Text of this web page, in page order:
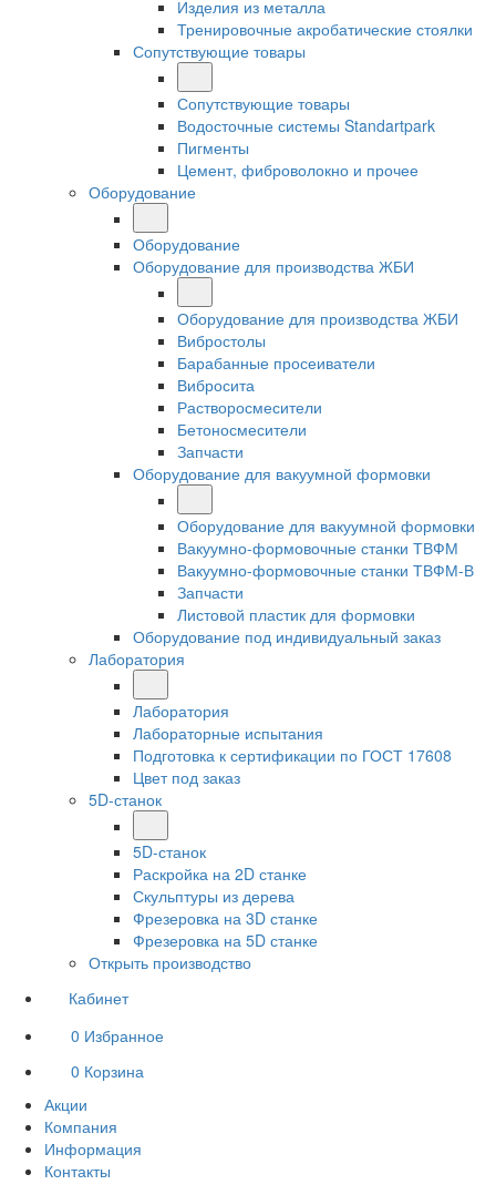
Изделия из металла
Тренировочные акробатические стоялки
Сопутствующие товары
Сопутствующие товары
Водосточные системы Standartpark
Пигменты
Цемент, фиброволокно и прочее
Оборудование
Оборудование
Оборудование для производства ЖБИ
Оборудование для производства ЖБИ
Вибростолы
Барабанные просеиватели
Вибросита
Растворосмесители
Бетоносмесители
Запчасти
Оборудование для вакуумной формовки
Оборудование для вакуумной формовки
Вакуумно-формовочные станки ТВФМ
Вакуумно-формовочные станки ТВФМ-В
Запчасти
Листовой пластик для формовки
Оборудование под индивидуальный заказ
Лаборатория
Лаборатория
Лабораторные испытания
Подготовка к сертификации по ГОСТ 17608
Цвет под заказ
5D-станок
5D-станок
Раскройка на 2D станке
Скульптуры из дерева
Фрезеровка на 3D станке
Фрезеровка на 5D станке
Открыть производство
Кабинет
0 Избранное
0 Корзина
Акции
Компания
Информация
Контакты